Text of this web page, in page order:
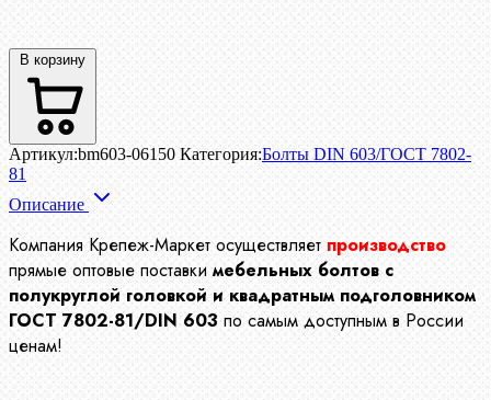
В корзину
Артикул:bm603-06150 Категория:Болты DIN 603/ГОСТ 7802-
81
Описание
Компания Крепеж-Маркет осуществляет производство
прямые оптовые поставки мебельных болтов с
полукруглой головкой и квадратным подголовником
ГОСТ 7802-81/DIN 603 по самым доступным в России
ценам!